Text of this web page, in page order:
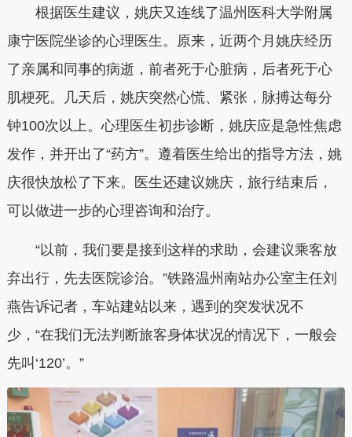
根据医生建议，姚庆又连线了温州医科大学附属
康宁医院坐诊的心理医生。原来，近两个月姚庆经历
了亲属和同事的病逝，前者死于心脏病，后者死于心
肌梗死。几天后，姚庆突然心慌、紧张，脉搏达每分
钟100次以上。心理医生初步诊断，姚庆应是急性焦虑
发作，并开出了“药方”。遵着医生给出的指导方法，姚
庆很快放松了下来。医生还建议姚庆，旅行结束后，
可以做进一步的心理咨询和治疗。
“以前，我们要是接到这样的求助，会建议乘客放
弃出行，先去医院诊治。”铁路温州南站办公室主任刘
燕告诉记者，车站建站以来，遇到的突发状况不
少，“在我们无法判断旅客身体状况的情况下，一般会
先叫‘120’。”